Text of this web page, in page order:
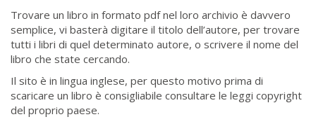
Trovare un libro in formato pdf nel loro archivio è davvero
semplice, vi basterà digitare il titolo dell’autore, per trovare
tutti i libri di quel determinato autore, o scrivere il nome del
libro che state cercando.
Il sito è in lingua inglese, per questo motivo prima di
scaricare un libro è consigliabile consultare le leggi copyright
del proprio paese.